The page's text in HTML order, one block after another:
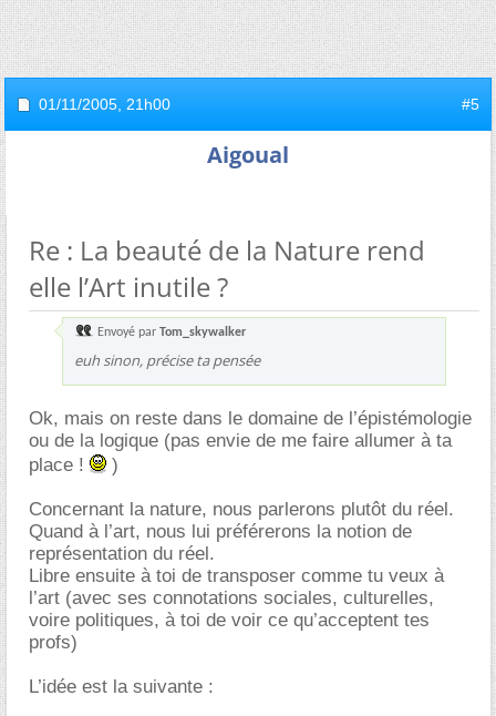
01/11/2005, 21h00 #5
Aigoual
Re : La beauté de la Nature rend
elle l’Art inutile ?
Envoyé par Tom_skywalker
euh sinon, précise ta pensée
Ok, mais on reste dans le domaine de l’épistémologie
ou de la logique (pas envie de me faire allumer à ta
place !
)
Concernant la nature, nous parlerons plutôt du réel.
Quand à l’art, nous lui préférerons la notion de
représentation du réel.
Libre ensuite à toi de transposer comme tu veux à
l’art (avec ses connotations sociales, culturelles,
voire politiques, à toi de voir ce qu’acceptent tes
profs)
L’idée est la suivante :